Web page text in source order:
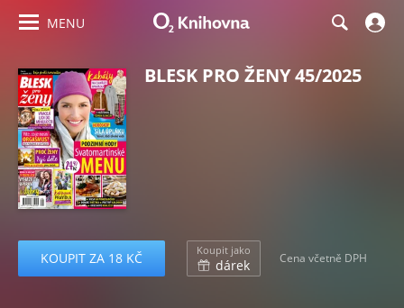
MENU
BLESK PRO ŽENY 45/2025
KOUPIT ZA 18 KČ Koupit jako
dárek Cena včetně DPH